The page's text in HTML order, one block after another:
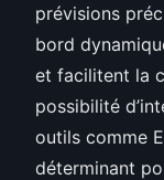
prévisions
bord
et facilitent la
possibilité
outils comme
déterminant